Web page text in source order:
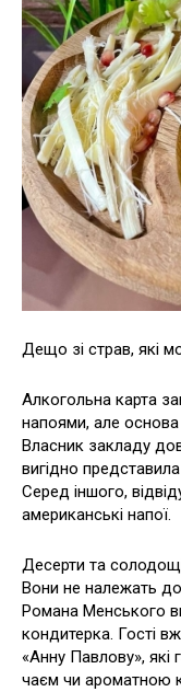
Дещо зі страв, які
Алкогольна карта
напоями, але основа
Власник закладу
вигідно
Серед іншого,
американські напої.
Десерти та
Вони не належать до
Романа Менського
кондитерка. Гості
«Анну Павлову», які
чаєм чи ароматною